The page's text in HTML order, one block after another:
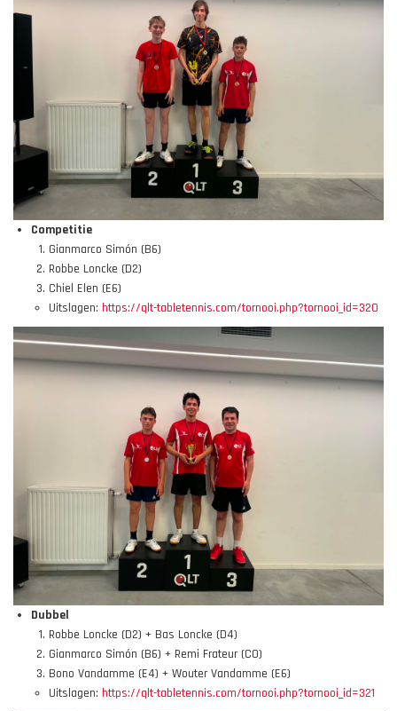
Competitie
Gianmarco Simón (B6)
Robbe Loncke (D2)
Chiel Elen (E6)
Uitslagen: https://qlt-tabletennis.com/tornooi.php?tornooi_id=320
Dubbel
Robbe Loncke (D2) + Bas Loncke (D4)
Gianmarco Simón (B6) + Remi Frateur (C0)
Bono Vandamme (E4) + Wouter Vandamme (E6)
Uitslagen: https://qlt-tabletennis.com/tornooi.php?tornooi_id=321